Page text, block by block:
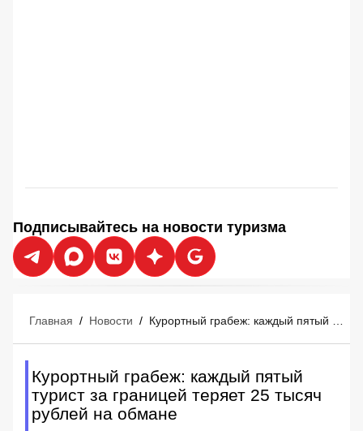
Подписывайтесь на новости туризма
Главная / Новости /
Курортный грабеж: каждый пятый
турист за границей теряет 25 тысяч
рублей на обмане